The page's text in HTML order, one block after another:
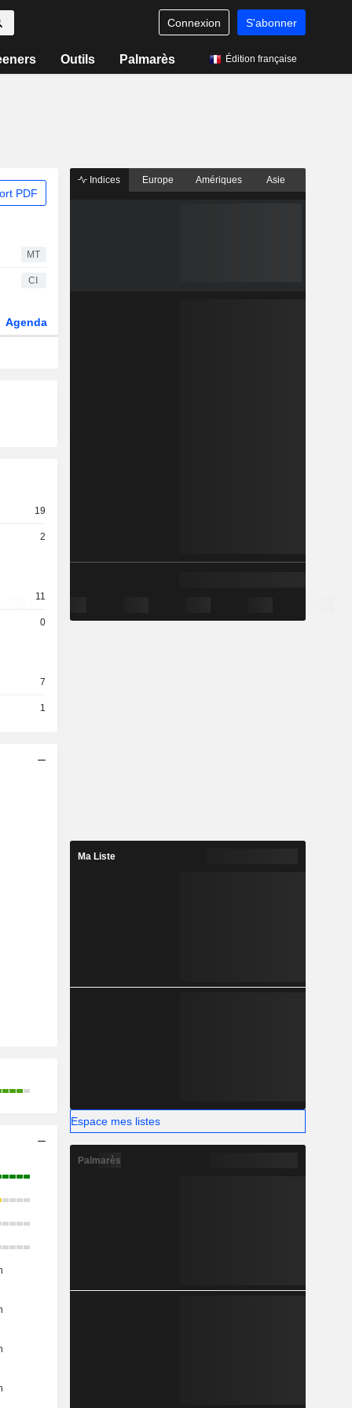
Connexion S'abonner
Outils Palmarès Édition française
PDF
MT
CI
Agenda
19
2
11
0
7
1
Indices Europe Amériques Asie
Ma Liste
Espace mes listes
Palmarès